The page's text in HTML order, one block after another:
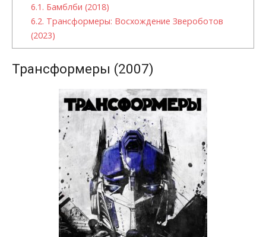
6.1. Бамблби (2018)
6.2. Трансформеры: Восхождение Звероботов
(2023)
Трансформеры (2007)